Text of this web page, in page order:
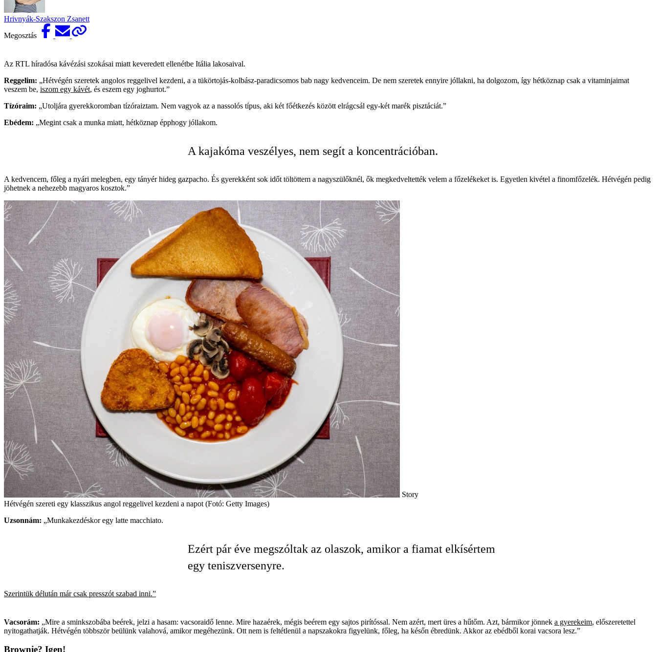
Hrivnyák-Szakszon Zsanett
Megosztás
Az RTL híradósa kávézási szokásai miatt keveredett ellenétbe Itália lakosaival.
Reggelim: „Hétvégén szeretek angolos reggelivel kezdeni, a a tükörtojás-kolbász-paradicsomos bab nagy kedvenceim. De nem szeretek ennyire jóllakni, ha dolgozom, így hétköznap csak a vitaminjaimat
veszem be, iszom egy kávét, és eszem egy joghurtot.”
Tízóraim: „Utoljára gyerekkoromban tízóraiztam. Nem vagyok az a nassolós típus, aki két főétkezés között elrágcsál egy-két marék pisztáciát.”
Ebédem: „Megint csak a munka miatt, hétköznap épphogy jóllakom.
A kajakóma veszélyes, nem segít a koncentrációban.
A kedvencem, főleg a nyári melegben, egy tányér hideg gazpacho. És gyerekként sok időt töltöttem a nagyszülőknél, ők megkedveltették velem a főzelékeket is. Egyetlen kivétel a finomfőzelék. Hétvégén pedig
jöhetnek a nehezebb magyaros kosztok.”
Story
Hétvégén szereti egy klasszikus angol reggelivel kezdeni a napot (Fotó: Getty Images)
Uzsonnám: „Munkakezdéskor egy latte macchiato.
Ezért pár éve megszóltak az olaszok, amikor a fiamat elkísértem
egy teniszversenyre.
Szerintük délután már csak presszót szabad inni.”
Vacsorám: „Mire a sminkszobába beérek, jelzi a hasam: vacsoraidő lenne. Mire hazaérek, mégis beérem egy sajtos pirítóssal. Nem azért, mert üres a hűtőm. Azt, bármikor jönnek a gyerekeim, előszeretettel
nyitogathatják. Hétvégén többször beülünk valahová, amikor megéhezünk. Ott nem is feltétlenül a napszakokra figyelünk, főleg, ha későn ébredünk. Akkor az ebédből korai vacsora lesz.”
Brownie? Igen!